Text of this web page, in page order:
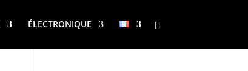
ÉLECTRONIQUE